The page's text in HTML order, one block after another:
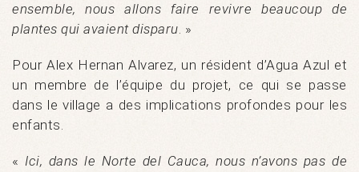
ensemble, nous allons faire revivre beaucoup de
plantes qui avaient disparu. »
Pour Alex Hernan Alvarez, un résident d’Agua Azul et
un membre de l’équipe du projet, ce qui se passe
dans le village a des implications profondes pour les
enfants.
« Ici, dans le Norte del Cauca, nous n’avons pas de